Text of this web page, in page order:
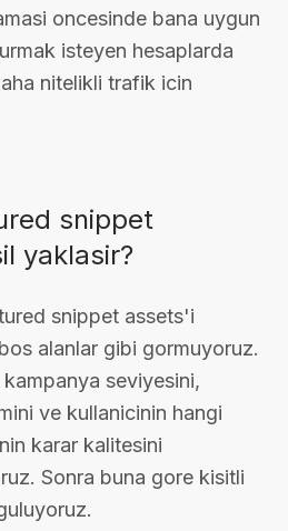
oncesinde bana uygun
isteyen hesaplarda
nitelikli trafik icin
snippet
yaklasir?
snippet assets'i
alanlar gibi gormuyoruz.
seviyesini,
ve kullanicinin hangi
karar kalitesini
Sonra buna gore kisitli